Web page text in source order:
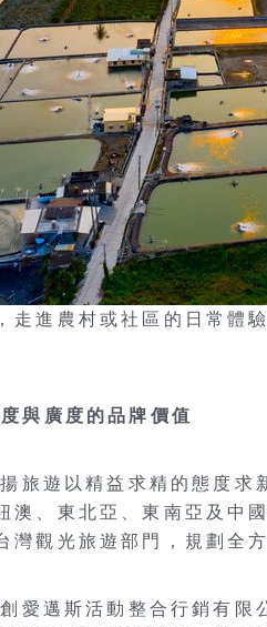
走進農村或社區的日常
與廣度的品牌價值
旅遊以精益求精的態度求
澳、東北亞、東南亞及中
灣觀光旅遊部門，規劃全
愛邁斯活動整合行銷有